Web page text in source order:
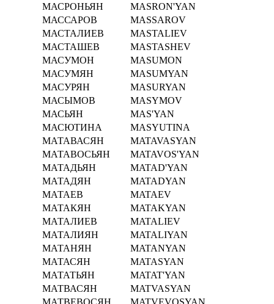
МАСРОНЬЯН
MASRON'YAN
МАССАРОВ
MASSAROV
МАСТАЛИЕВ
MASTALIEV
МАСТАШЕВ
MASTASHEV
МАСУМОН
MASUMON
МАСУМЯН
MASUMYAN
МАСУРЯН
MASURYAN
МАСЫМОВ
MASYMOV
МАСЬЯН
MAS'YAN
МАСЮТИНА
MASYUTINA
МАТАВАСЯН
MATAVASYAN
МАТАВОСЬЯН
MATAVOS'YAN
МАТАДЬЯН
MATAD'YAN
МАТАДЯН
MATADYAN
МАТАЕВ
MATAEV
МАТАКЯН
MATAKYAN
МАТАЛИЕВ
MATALIEV
МАТАЛИЯН
MATALIYAN
МАТАНЯН
MATANYAN
МАТАСЯН
MATASYAN
МАТАТЬЯН
MATAT'YAN
МАТВАСЯН
MATVASYAN
МАТВЕВОСЯН
MATVEVOSYAN